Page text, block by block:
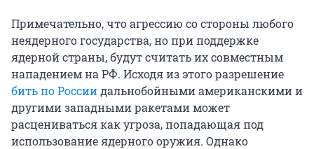
Примечательно, что агрессию со стороны любого
неядерного государства, но при поддержке
ядерной страны, будут считать их совместным
нападением на РФ. Исходя из этого разрешение
бить по Россиидальнобойными американскими и
другими западными ракетами может
расцениваться как угроза, попадающая под
использование ядерного оружия. Однако